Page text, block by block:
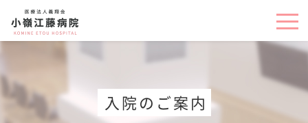
はじめに 入院のご案内